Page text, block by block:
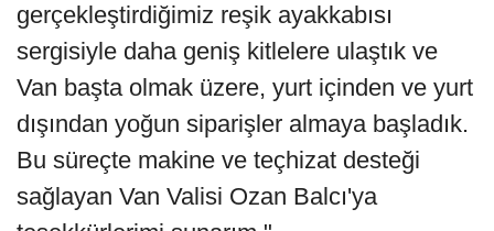
gerçekleştirdiğimiz reşik ayakkabısı
sergisiyle daha geniş kitlelere ulaştık ve
Van başta olmak üzere, yurt içinden ve yurt
dışından yoğun siparişler almaya başladık.
Bu süreçte makine ve teçhizat desteği
sağlayan Van Valisi Ozan Balcı'ya